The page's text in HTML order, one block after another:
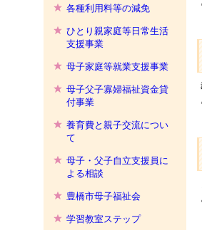
各種利用料等の減免
ひとり親家庭等日常生活
支援事業
母子家庭等就業支援事業
母子父子寡婦福祉資金貸
付事業
養育費と親子交流につい
て
母子・父子自立支援員に
よる相談
豊橋市母子福祉会
学習教室ステップ